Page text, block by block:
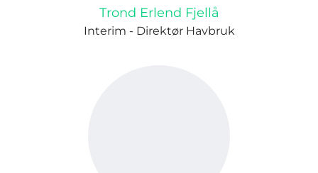
Trond Erlend Fjellå
Interim - Direktør Havbruk